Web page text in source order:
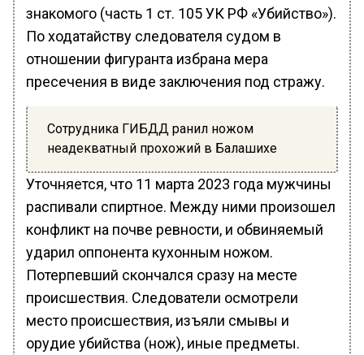
знакомого (часть 1 ст. 105 УК РФ «Убийство»).
По ходатайству следователя судом в
отношении фигуранта избрана мера
пресечения в виде заключения под стражу.
Сотрудника ГИБДД ранил ножом
неадекватный прохожий в Балашихе
Уточняется, что 11 марта 2023 года мужчины
распивали спиртное. Между ними произошел
конфликт на почве ревности, и обвиняемый
ударил оппонента кухонным ножом.
Потерпевший скончался сразу на месте
происшествия. Следователи осмотрели
место происшествия, изъяли смывы и
орудие убийства (нож), иные предметы.